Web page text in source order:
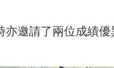
邀請了兩位成績